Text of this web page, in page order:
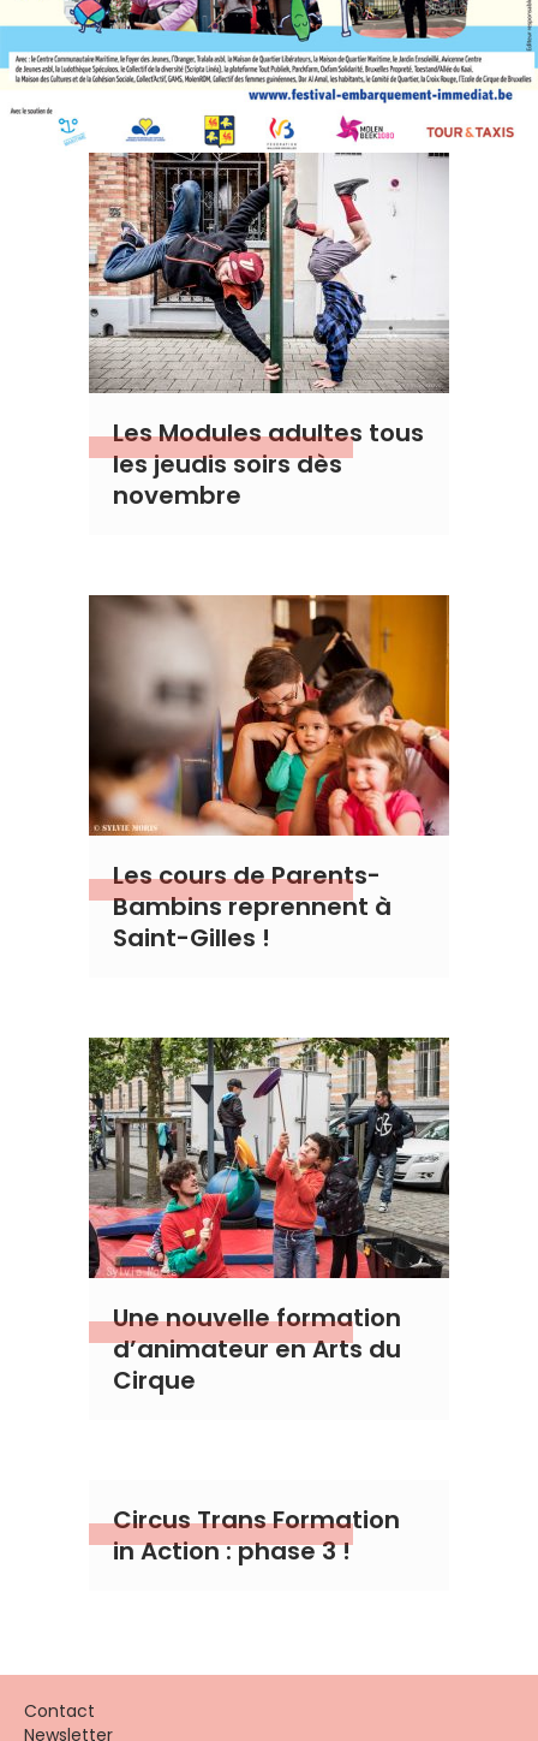
Les Modules adultes tous
les jeudis soirs dès
novembre
Les cours de Parents-
Bambins reprennent à
Saint-Gilles !
Une nouvelle formation
d’animateur en Arts du
Cirque
Circus Trans Formation
in Action : phase 3 !
Contact
Newsletter